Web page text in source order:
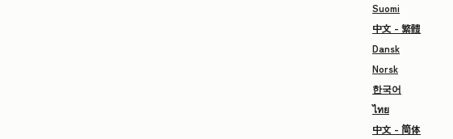
Suomi
中文 - 繁體
Dansk
Norsk
한국어
ไทย
中文 - 简体